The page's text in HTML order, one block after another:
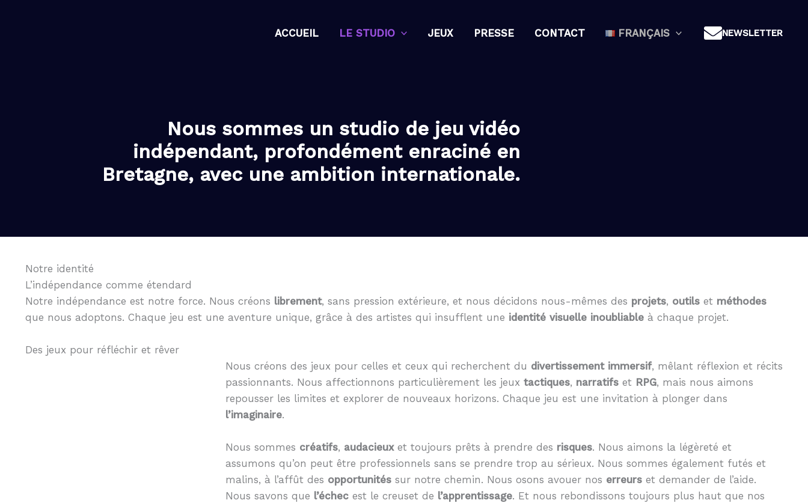
ACCUEIL LE STUDIO JEUX PRESSE CONTACT FRANÇAIS NEWSLETTER
Nous sommes un studio de jeu vidéo
indépendant, profondément enraciné en
Bretagne, avec une ambition internationale.
Notre identité
L’indépendance comme étendard
Notre indépendance est notre force. Nous créons librement, sans pression extérieure, et nous décidons nous-mêmes des projets, outils et méthodes
que nous adoptons. Chaque jeu est une aventure unique, grâce à des artistes qui insufflent une identité visuelle inoubliable à chaque projet.
Des jeux pour réfléchir et rêver
Nous créons des jeux pour celles et ceux qui recherchent du divertissement immersif, mêlant réflexion et récits
passionnants. Nous affectionnons particulièrement les jeux tactiques, narratifset RPG, mais nous aimons
repousser les limites et explorer de nouveaux horizons. Chaque jeu est une invitation à plonger dans
l’imaginaire.
Nous sommes créatifs, audacieuxet toujours prêts à prendre des risques. Nous aimons la légèreté et
assumons qu’on peut être professionnels sans se prendre trop au sérieux. Nous sommes également futés et
malins, à l’affût des opportunitéssur notre chemin. Nous osons avouer nos erreurset demander de l’aide.
Nous savons que l’échecest le creuset de l’apprentissage. Et nous rebondissons toujours plus haut que nos